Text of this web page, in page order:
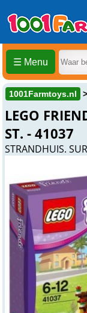
☰ Menu
1001Farmtoys.nl
LEGO
ST. - 41037
STRANDHUIS.